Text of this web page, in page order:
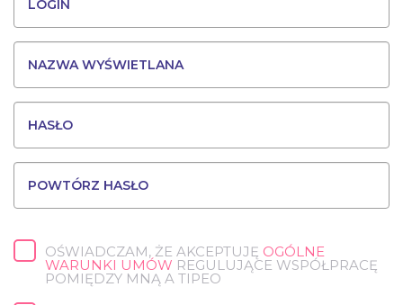
OŚWIADCZAM, ŻE AKCEPTUJĘ OGÓLNE
WARUNKI UMÓW REGULUJĄCE WSPÓŁPRACĘ
POMIĘDZY MNĄ A TIPEO